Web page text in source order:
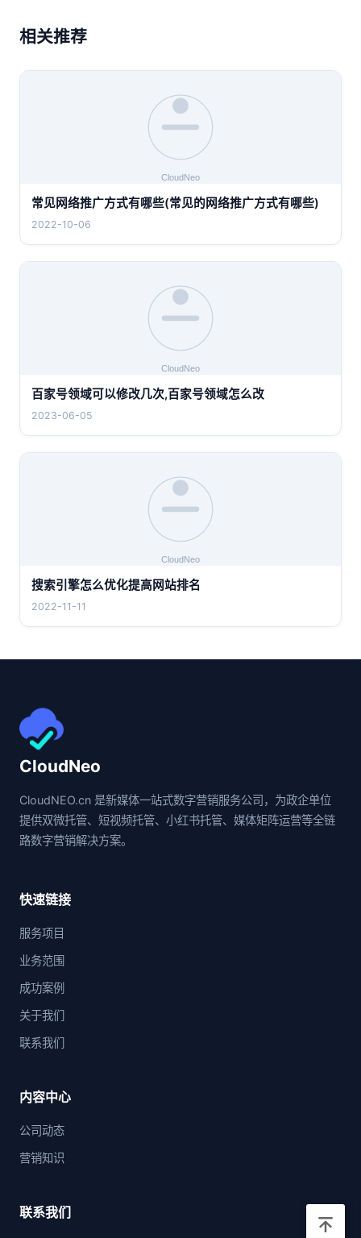
相关推荐
常见网络推广方式有哪些(常见的网络推广方式有哪些)
2022-10-06
百家号领域可以修改几次,百家号领域怎么改
2023-06-05
搜索引擎怎么优化提高网站排名
2022-11-11
CloudNeo
CloudNEO.cn 是新媒体一站式数字营销服务公司，为政企单位
提供双微托管、短视频托管、小红书托管、媒体矩阵运营等全链
路数字营销解决方案。
快速链接
服务项目
业务范围
成功案例
关于我们
联系我们
内容中心
公司动态
营销知识
联系我们